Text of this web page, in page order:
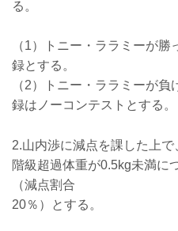
る。
（1）トニー・ララミーが
録とする。
（2）トニー・ララミーが
録はノーコンテストとする。
2.山内渉に減点を課した上
階級超過体重が0.5kg未満に
（減点割合
20％）とする。